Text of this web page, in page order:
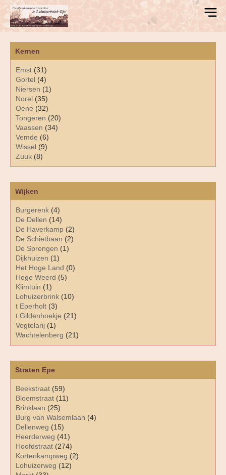
Kernen
Emst (31)
Gortel (4)
Niersen (1)
Norel (35)
Oene (32)
Tongeren (20)
Vaassen (34)
Vemde (6)
Wissel (9)
Zuuk (8)
Straten Epe
Beekstraat (59)
Bloemstraat (11)
Brinklaan (25)
Burg van Walsemlaan (4)
Dellenweg (15)
Heerderweg (41)
Hoofdstraat (274)
Kortenkampweg (2)
Lohuizerweg (12)
Wijken
Burgerenk (4)
De Dellen (14)
De Haverkamp (2)
De Schietbaan (2)
De Sprengen (1)
Dijkhuizen (1)
Het Hoge Land (0)
Hoge Weerd (5)
Klimtuin (1)
Lohuizerbrink (10)
t Eperholt (3)
t Gildenhoekje (21)
Vegtelarij (1)
Wachtelenberg (21)